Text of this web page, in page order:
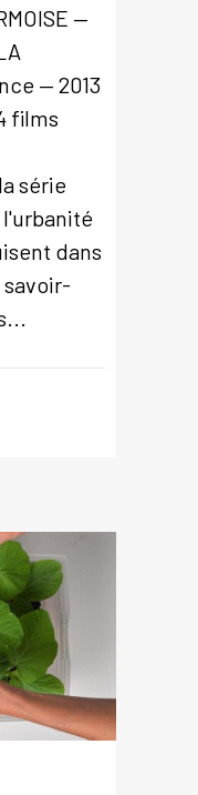
—
— 2013
films
série
dans